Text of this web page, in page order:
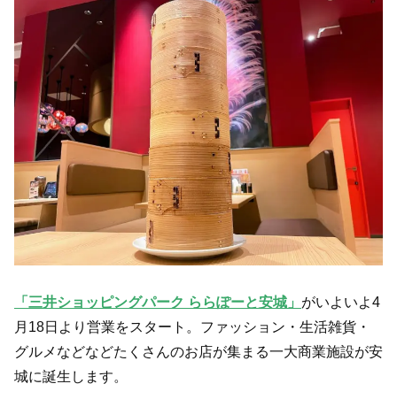
「三井ショッピングパーク ららぽーと安城」 がいよいよ4
月18日より営業をスタート。ファッション・生活雑貨・
グルメなどなどたくさんのお店が集まる一大商業施設が安
城に誕生します。